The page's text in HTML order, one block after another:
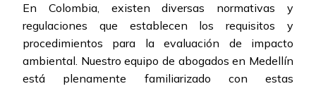
En Colombia, existen diversas normativas y
regulaciones que establecen los requisitos y
procedimientos para la evaluación de impacto
ambiental. Nuestro equipo de abogados en Medellín
está plenamente familiarizado con estas